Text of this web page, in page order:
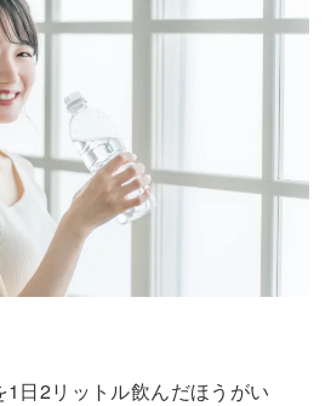
1日2リットル飲んだほうがい